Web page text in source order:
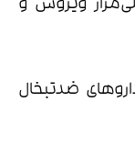
ضدتبخال